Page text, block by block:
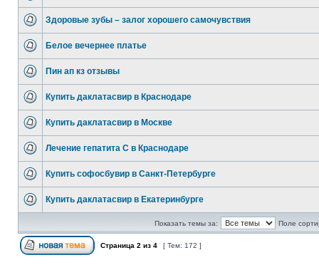
Здоровые зубы – залог хорошего самочувствия
Белое вечернее платье
Пин ап кз отзывы
Купить даклатасвир в Краснодаре
Купить даклатасвир в Москве
Лечение гепатита С в Краснодаре
Купить софосбувир в Санкт-Петербурге
Купить даклатасвир в Екатеринбурге
Показать темы за: Поле
Страница 2 из 4 [ Тем: 172 ]